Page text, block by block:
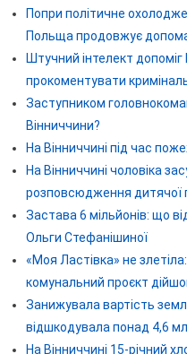
Попри політичне
Польща продовжує
Штучний інтелект допоміг
прокоментувати
Заступником
Вінниччини?
На Вінниччині під час
На Вінниччині чоловіка
розповсюдження дитячої
Застава 6 мільйонів: що
Ольги Стефанішиної
«Моя Ластівка» не
комунальний проєкт
Занижувала вартість
відшкодувала понад 4,6
На Вінниччині 15-річний